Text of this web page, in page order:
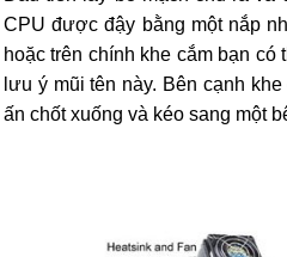
CPU được đậy bằng một nắp
hoặc trên chính khe cắm bạn có
lưu ý mũi tên này. Bên cạnh
ấn chốt xuống và kéo sang một